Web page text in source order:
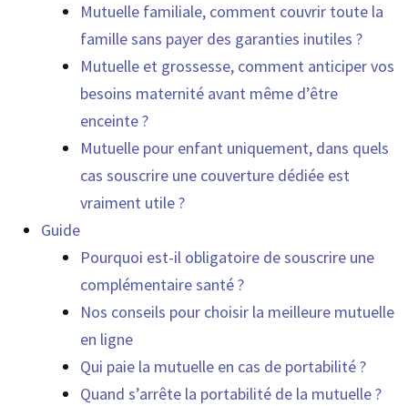
Mutuelle familiale, comment couvrir toute la
famille sans payer des garanties inutiles ?
Mutuelle et grossesse, comment anticiper vos
besoins maternité avant même d’être
enceinte ?
Mutuelle pour enfant uniquement, dans quels
cas souscrire une couverture dédiée est
vraiment utile ?
Guide
Pourquoi est-il obligatoire de souscrire une
complémentaire santé ?
Nos conseils pour choisir la meilleure mutuelle
en ligne
Qui paie la mutuelle en cas de portabilité ?
Quand s’arrête la portabilité de la mutuelle ?